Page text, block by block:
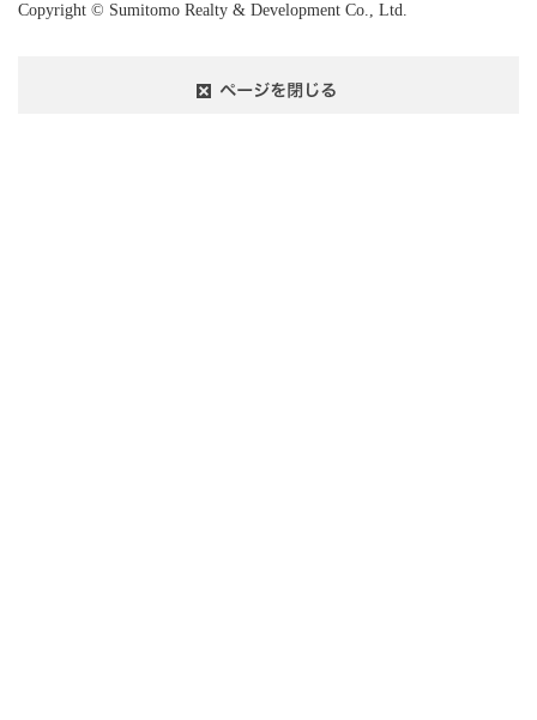
Copyright © Sumitomo Realty & Development Co., Ltd.